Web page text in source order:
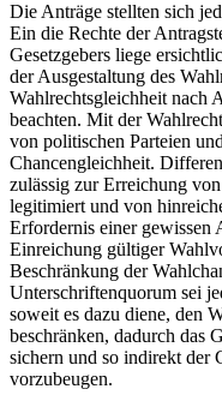
Die Anträge stellten sich
Ein die Rechte der
Gesetzgebers liege
der Ausgestaltung des
Wahlrechtsgleichheit nach
beachten. Mit der
von politischen Parteien
Chancengleichheit.
zulässig zur Erreichung
legitimiert und von
Erfordernis einer
Einreichung gültiger
Beschränkung der
Unterschriftenquorum sei
soweit es dazu diene, den
beschränken, dadurch das
sichern und so indirekt der
vorzubeugen.